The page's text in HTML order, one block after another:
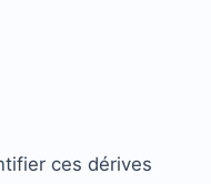
ces dérives